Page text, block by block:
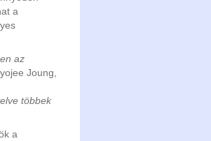
a
az
Joung,
többek
a